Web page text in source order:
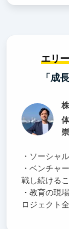
エリ
「成
・ソーシャ
・ベンチャ
戦し続ける
・教育の現
ロジェクト